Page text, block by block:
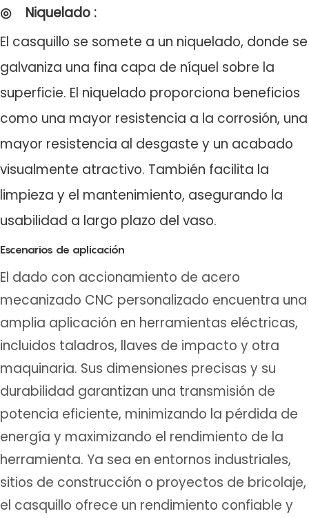
◎ Niquelado :
El casquillo se somete a un niquelado, donde se
galvaniza una fina capa de níquel sobre la
superficie. El niquelado proporciona beneficios
como una mayor resistencia a la corrosión, una
mayor resistencia al desgaste y un acabado
visualmente atractivo. También facilita la
limpieza y el mantenimiento, asegurando la
usabilidad a largo plazo del vaso.
Escenarios de aplicación
El dado con accionamiento de acero
mecanizado CNC personalizado encuentra una
amplia aplicación en herramientas eléctricas,
incluidos taladros, llaves de impacto y otra
maquinaria. Sus dimensiones precisas y su
durabilidad garantizan una transmisión de
potencia eficiente, minimizando la pérdida de
energía y maximizando el rendimiento de la
herramienta. Ya sea en entornos industriales,
sitios de construcción o proyectos de bricolaje,
el casquillo ofrece un rendimiento confiable y